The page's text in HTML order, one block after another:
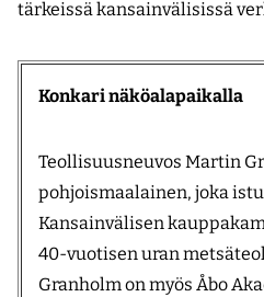
tärkeissä kansainvälisissä
Konkari näköalapaikalla
Teollisuusneuvos Martin
pohjoismaalainen, joka
Kansainvälisen
40-vuotisen uran
Granholm on myös Åbo